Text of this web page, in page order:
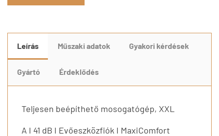
Leírás Műszaki adatok Gyakori kérdések
Gyártó Érdeklődés
Teljesen beépíthető mosogatógép, XXL
A I 41 dB I Evőeszközfiók I MaxiComfort